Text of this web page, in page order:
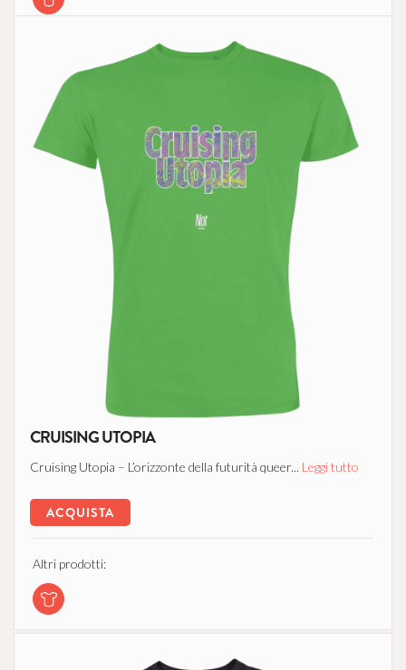
CRUISING UTOPIA
Cruising Utopia – L’orizzonte della futurità queer... Leggi tutto
ACQUISTA
Altri prodotti: